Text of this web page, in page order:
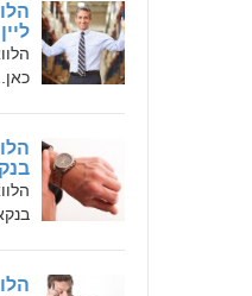
ליין
כאן...